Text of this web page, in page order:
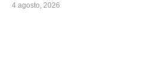
4 agosto, 2026